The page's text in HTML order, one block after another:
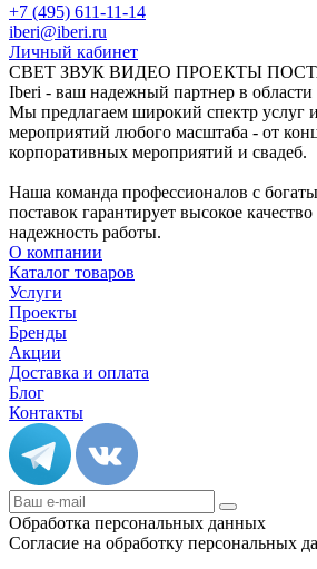
+7 (495) 611-11-14
iberi@iberi.ru
Личный кабинет
СВЕТ ЗВУК ВИДЕО ПРОЕКТЫ
Iberi - ваш надежный партнер в области
Мы предлагаем широкий спектр услуг
мероприятий любого масштаба - от
корпоративных мероприятий и свадеб.
Наша команда профессионалов с
поставок гарантирует высокое
надежность работы.
О компании
Каталог товаров
Услуги
Проекты
Бренды
Акции
Доставка и оплата
Блог
Контакты
Обработка персональных данных
Согласие на обработку персональных